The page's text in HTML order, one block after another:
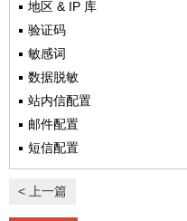
o create new native thread
地区 & IP 库
验证码
敏感词
数据脱敏
站内信配置
邮件配置
短信配置
< 上一篇